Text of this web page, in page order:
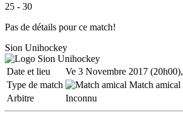
25 - 30
Pas de détails pour ce match!
Sion Unihockey
Date et lieu
Ve 3 Novembre 2017 (20h00),
Type de match
Match amical
Arbitre
Inconnu